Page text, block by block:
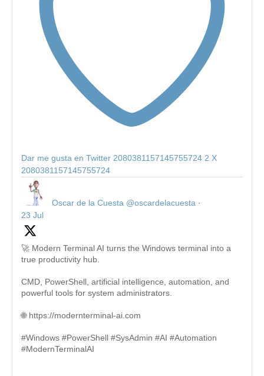
Dar me gusta en Twitter 2080381157145755724 2 X
2080381157145755724
Oscar de la Cuesta @oscardelacuesta ·
23 Jul
🚀 Modern Terminal AI turns the Windows terminal into a
true productivity hub.
CMD, PowerShell, artificial intelligence, automation, and
powerful tools for system administrators.
🌐 https://modernterminal-ai.com
#Windows #PowerShell #SysAdmin #AI #Automation
#ModernTerminalAI